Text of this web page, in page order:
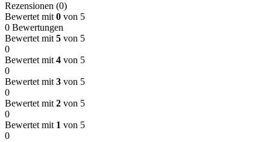
Rezensionen (0)
Bewertet mit 0 von 5
0 Bewertungen
Bewertet mit 5 von 5
0
Bewertet mit 4 von 5
0
Bewertet mit 3 von 5
0
Bewertet mit 2 von 5
0
Bewertet mit 1 von 5
0